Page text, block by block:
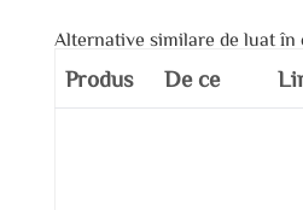
Alternative similare de luat în
Produs De ce